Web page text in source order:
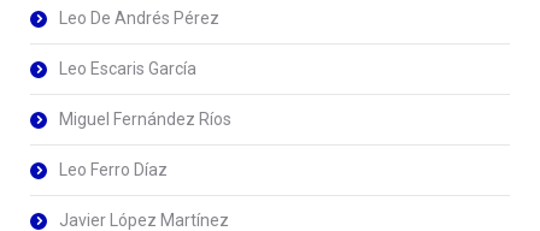
Leo De Andrés Pérez
Leo Escaris García
Miguel Fernández Ríos
Leo Ferro Díaz
Javier López Martínez